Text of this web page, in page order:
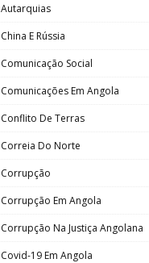
Autarquias
China E Rússia
Comunicação Social
Comunicações Em Angola
Conflito De Terras
Correia Do Norte
Corrupção
Corrupção Em Angola
Corrupção Na Justiça Angolana
Covid-19 Em Angola